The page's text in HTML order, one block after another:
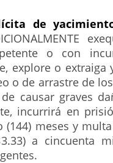
de
o con
explore o extraiga
o de arrastre de
causar graves
incurrirá en
(144) meses y
a cincuenta